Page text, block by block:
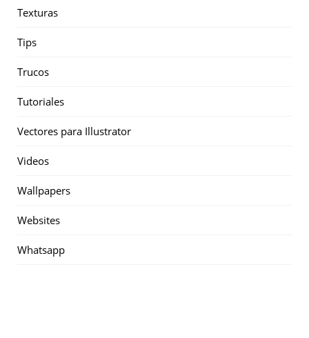
Texturas
Tips
Trucos
Tutoriales
Vectores para Illustrator
Videos
Wallpapers
Websites
Whatsapp